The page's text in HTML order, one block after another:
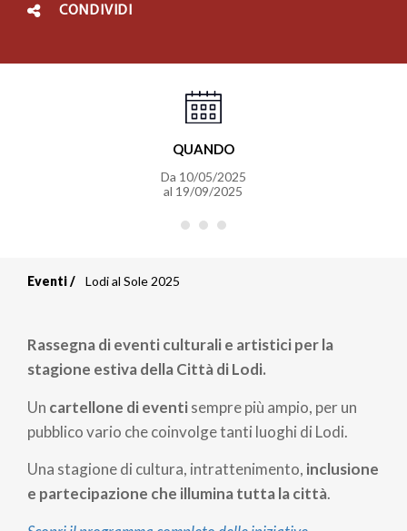
CONDIVIDI
QUANDO
Da 10/05/2025
al 19/09/2025
di
pane
Eventi Lodi al Sole 2025
Rassegna di eventi culturali e artistici per la
stagione estiva della Città di Lodi.
Un cartellone di eventisempre più ampio, per un
pubblico vario che coinvolge tanti luoghi di Lodi.
Una stagione di cultura, intrattenimento, inclusione
e partecipazione che illumina tutta la città.